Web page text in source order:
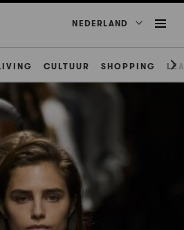
NEDERLAND
CULTUUR SHOPPING